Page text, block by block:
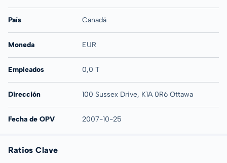
País Canadá
Moneda EUR
Empleados 0,0 T
Dirección 100 Sussex Drive, K1A 0R6 Ottawa
Fecha de OPV 2007-10-25
Ratios Clave